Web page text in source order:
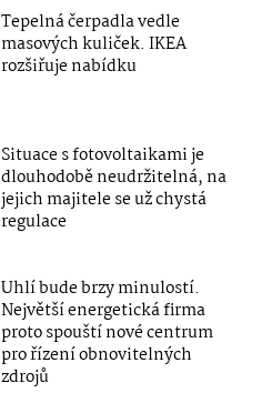
Tepelná čerpadla vedle
masových kuliček. IKEA
rozšiřuje nabídku
Situace s fotovoltaikami je
dlouhodobě neudržitelná, na
jejich majitele se už chystá
regulace
Uhlí bude brzy minulostí.
Největší energetická firma
proto spouští nové centrum
pro řízení obnovitelných
zdrojů